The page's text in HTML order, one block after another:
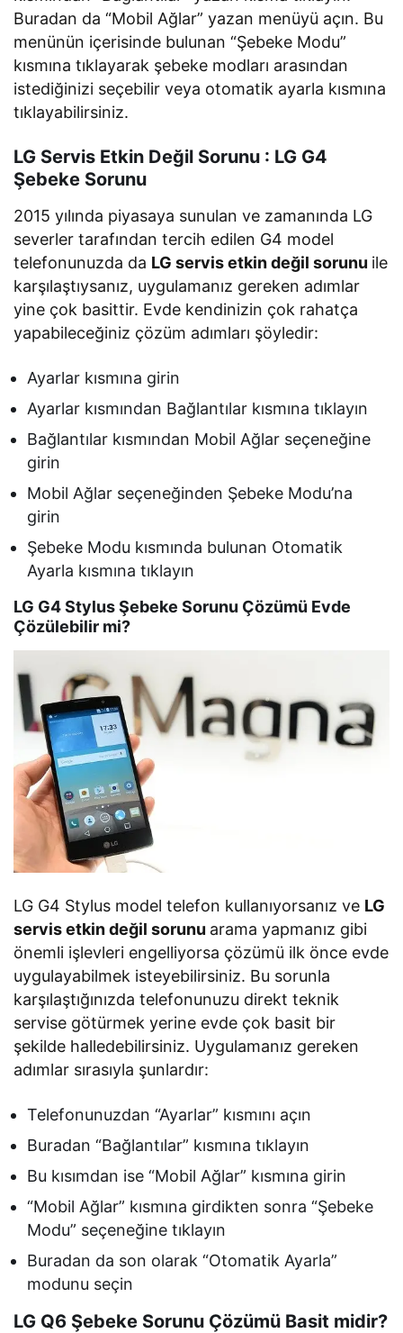
Buradan da “Mobil Ağlar” yazan menüyü açın. Bu
menünün içerisinde bulunan “Şebeke Modu”
kısmına tıklayarak şebeke modları arasından
istediğinizi seçebilir veya otomatik ayarla kısmına
tıklayabilirsiniz.
LG Servis Etkin Değil Sorunu : LG G4
Şebeke Sorunu
2015 yılında piyasaya sunulan ve zamanında LG
severler tarafından tercih edilen G4 model
telefonunuzda da LG servis etkin değil sorunu ile
karşılaştıysanız, uygulamanız gereken adımlar
yine çok basittir. Evde kendinizin çok rahatça
yapabileceğiniz çözüm adımları şöyledir:
Ayarlar kısmına girin
Ayarlar kısmından Bağlantılar kısmına tıklayın
Bağlantılar kısmından Mobil Ağlar seçeneğine
girin
Mobil Ağlar seçeneğinden Şebeke Modu’na
girin
Şebeke Modu kısmında bulunan Otomatik
Ayarla kısmına tıklayın
LG G4 Stylus Şebeke Sorunu Çözümü Evde
Çözülebilir mi?
LG G4 Stylus model telefon kullanıyorsanız ve LG
servis etkin değil sorunu arama yapmanız gibi
önemli işlevleri engelliyorsa çözümü ilk önce evde
uygulayabilmek isteyebilirsiniz. Bu sorunla
karşılaştığınızda telefonunuzu direkt teknik
servise götürmek yerine evde çok basit bir
şekilde halledebilirsiniz. Uygulamanız gereken
adımlar sırasıyla şunlardır:
Telefonunuzdan “Ayarlar” kısmını açın
Buradan “Bağlantılar” kısmına tıklayın
Bu kısımdan ise “Mobil Ağlar” kısmına girin
“Mobil Ağlar” kısmına girdikten sonra “Şebeke
Modu” seçeneğine tıklayın
Buradan da son olarak “Otomatik Ayarla”
modunu seçin
LG Q6 Şebeke Sorunu Çözümü Basit midir?